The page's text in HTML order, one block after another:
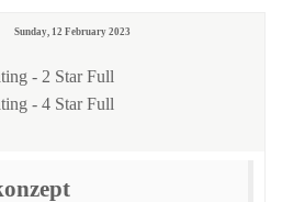
Sunday, 12 February 2023